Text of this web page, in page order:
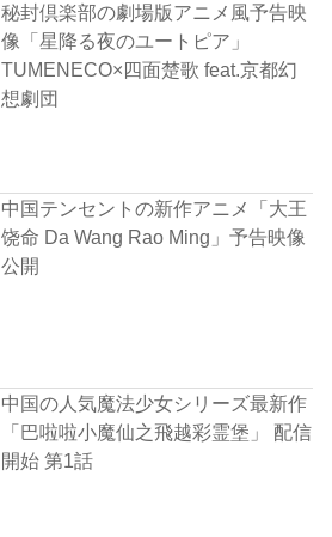
秘封倶楽部の劇場版アニメ風予告映
像「星降る夜のユートピア」
TUMENECO×四面楚歌 feat.京都幻
想劇団
中国テンセントの新作アニメ「大王
饶命 Da Wang Rao Ming」予告映像
公開
中国の人気魔法少女シリーズ最新作
「巴啦啦小魔仙之飛越彩霊堡」 配信
開始 第1話